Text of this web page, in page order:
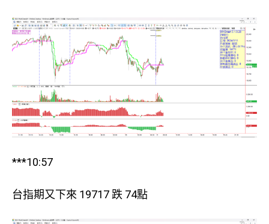
***10:57
台指期又下來 19717 跌 74點